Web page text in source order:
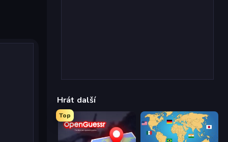
Hrát další
Top